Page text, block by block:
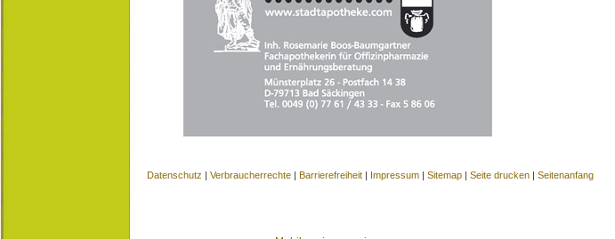
Datenschutz | Verbraucherrechte | Barrierefreiheit | Impressum | Sitemap | Seite drucken | Seitenanfang